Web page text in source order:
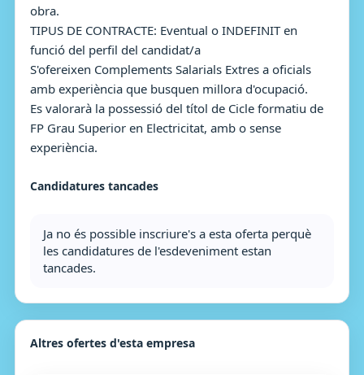
obra.
TIPUS DE CONTRACTE: Eventual o INDEFINIT en
funció del perfil del candidat/a
S'ofereixen Complements Salarials Extres a oficials
amb experiència que busquen millora d'ocupació.
Es valorarà la possessió del títol de Cicle formatiu de
FP Grau Superior en Electricitat, amb o sense
experiència.
Candidatures tancades
Ja no és possible inscriure's a esta oferta perquè
les candidatures de l'esdeveniment estan
tancades.
Altres ofertes d'esta empresa